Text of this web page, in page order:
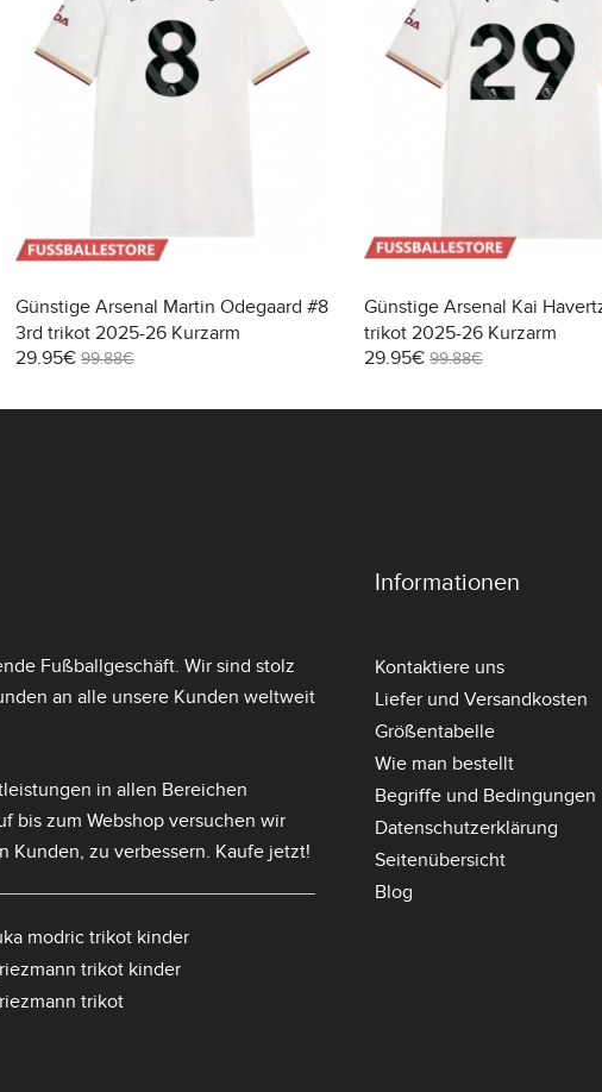
Günstige Arsenal Martin Odegaard #8
3rd trikot 2025-26 Kurzarm
29.95€ 99.88€
Günstige Arsenal Kai
trikot 2025-26 Kurzarm
29.95€ 99.88€
Fußballgeschäft. Wir sind stolz
an alle unsere Kunden weltweit
in allen Bereichen
bis zum Webshop versuchen wir
Kunden, zu verbessern. Kaufe jetzt!
modric trikot kinder
trikot kinder
trikot
Informationen
Kontaktiere uns
Liefer und Versandkosten
Größentabelle
Wie man bestellt
Begriffe und Bedingungen
Datenschutzerklärung
Seitenübersicht
Blog